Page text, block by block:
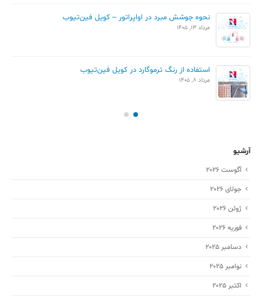
نحوه جوشش مبرد در اواپراتور – کویل فین‌تیوب
مرداد 13, 1405
استفاده از رنگ ترموگارد در کویل فین‌تیوب
مرداد 8, 1405
آرشیو
آگوست 2026
جولای 2026
ژوئن 2026
فوریه 2026
دسامبر 2025
نوامبر 2025
اکتبر 2025